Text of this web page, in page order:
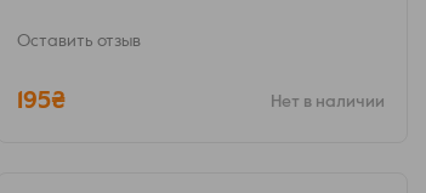
Оставить отзыв
195₴ Нет в наличии